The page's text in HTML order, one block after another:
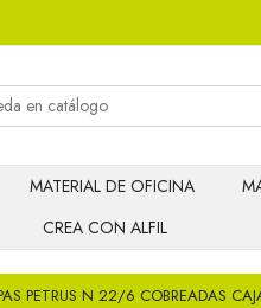
MATERIAL DE OFICINA
CREA CON ALFIL
PETRUS N 22/6 COBREADAS